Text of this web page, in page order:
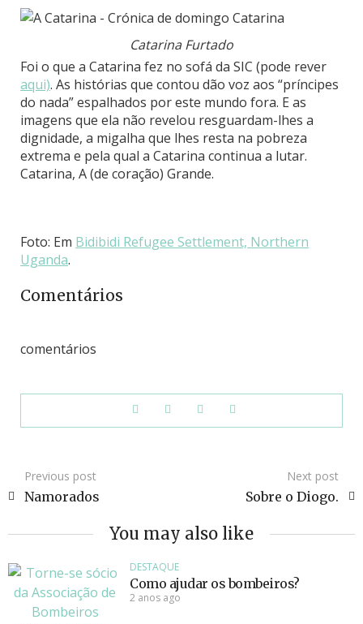
Catarina Furtado
Foi o que a Catarina fez no sofá da SIC (pode rever
aqui). As histórias que contou dão voz aos “príncipes
do nada” espalhados por este mundo fora. E as
imagens que ela não revelou resguardam-lhes a
dignidade, a migalha que lhes resta na pobreza
extrema e pela qual a Catarina continua a lutar.
Catarina, A (de coração) Grande.
Foto: Em Bidibidi Refugee Settlement, Northern
Uganda.
Comentários
comentários
Previous post
Namorados
Next post
Sobre o Diogo.
You may also like
DESTAQUE
Como ajudar os bombeiros?
2 anos ago